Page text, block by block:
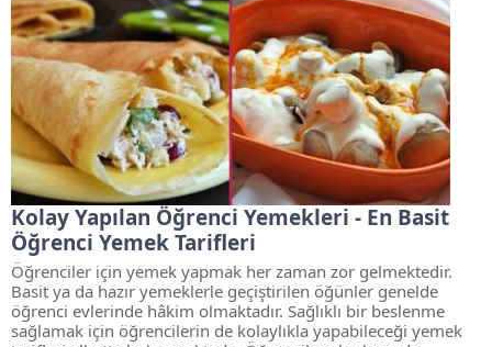
Kolay Yapılan Öğrenci Yemekleri - En Basit
Öğrenci Yemek Tarifleri
Öğrenciler için yemek yapmak her zaman zor gelmektedir.
Basit ya da hazır yemeklerle geçiştirilen öğünler genelde
öğrenci evlerinde hâkim olmaktadır. Sağlıklı bir beslenme
sağlamak için öğrencilerin de kolaylıkla yapabileceği yemek